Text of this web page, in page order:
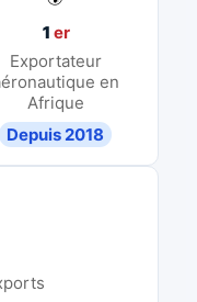
1 er
Exportateur
en
Afrique
Depuis 2018